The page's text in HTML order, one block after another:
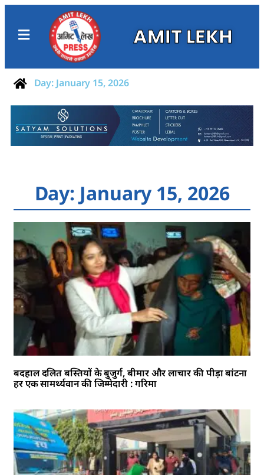
AMIT LEKH
Day: January 15, 2026
Day: January 15, 2026
बदहाल दलित बस्तियों के बुजुर्ग, बीमार और लाचार की पीड़ा बांटना
हर एक सामर्थ्यवान की जिम्मेदारी : गरिमा